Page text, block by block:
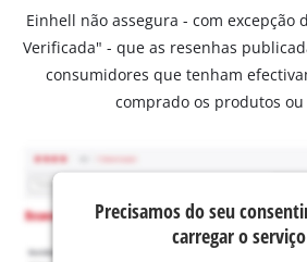
Einhell não assegura - com excepção
Verificada" - que as resenhas
consumidores que tenham
comprado os produtos ou
Precisamos do seu
carregar o